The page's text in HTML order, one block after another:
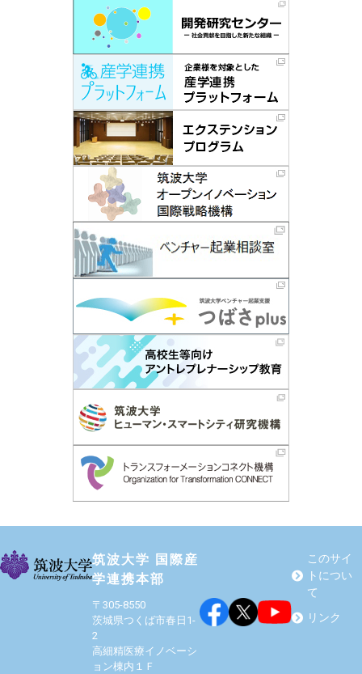
筑波大学 国際産
学連携本部
〒305-8550
茨城県つくば市春日1-
2
高細精医療イノベーシ
ョン棟内１Ｆ
このサイ
トについ
て
リンク